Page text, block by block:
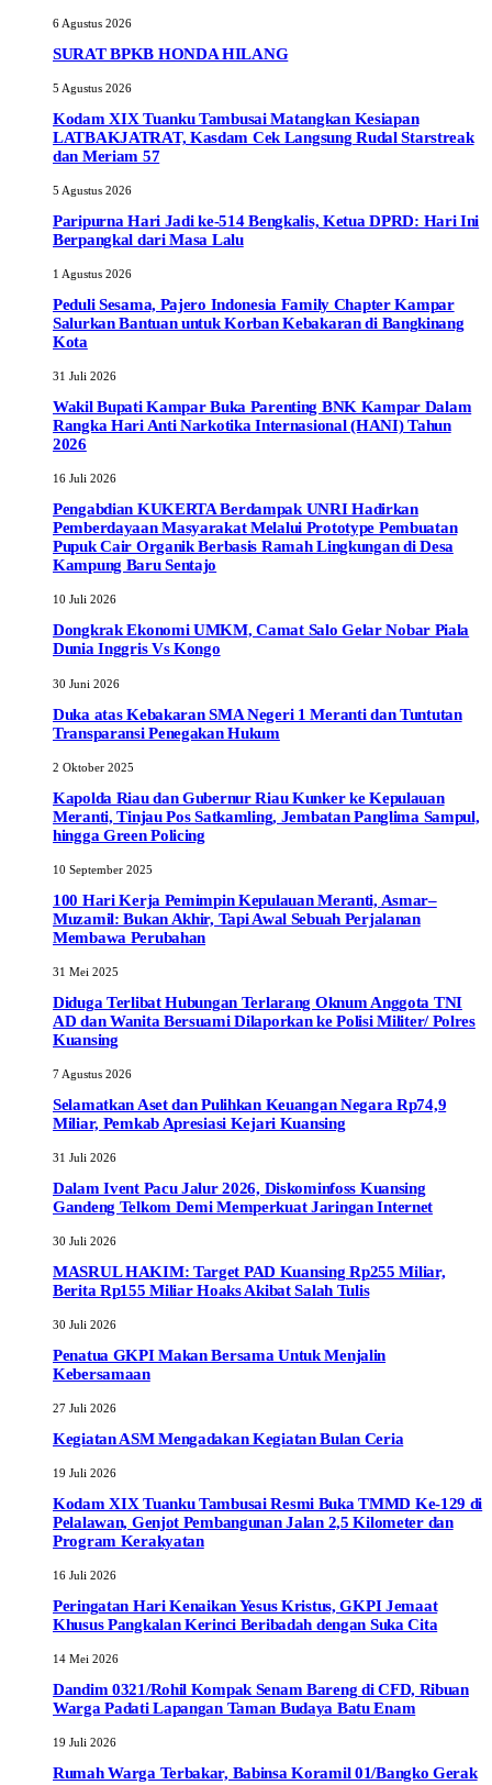
6 Agustus 2026
SURAT BPKB HONDA HILANG
5 Agustus 2026
Kodam XIX Tuanku Tambusai Matangkan Kesiapan
LATBAKJATRAT, Kasdam Cek Langsung Rudal Starstreak
dan Meriam 57
5 Agustus 2026
Paripurna Hari Jadi ke-514 Bengkalis, Ketua DPRD: Hari Ini
Berpangkal dari Masa Lalu
1 Agustus 2026
Peduli Sesama, Pajero Indonesia Family Chapter Kampar
Salurkan Bantuan untuk Korban Kebakaran di Bangkinang
Kota
31 Juli 2026
Wakil Bupati Kampar Buka Parenting BNK Kampar Dalam
Rangka Hari Anti Narkotika Internasional (HANI) Tahun
2026
16 Juli 2026
Pengabdian KUKERTA Berdampak UNRI Hadirkan
Pemberdayaan Masyarakat Melalui Prototype Pembuatan
Pupuk Cair Organik Berbasis Ramah Lingkungan di Desa
Kampung Baru Sentajo
10 Juli 2026
Dongkrak Ekonomi UMKM, Camat Salo Gelar Nobar Piala
Dunia Inggris Vs Kongo
30 Juni 2026
Duka atas Kebakaran SMA Negeri 1 Meranti dan Tuntutan
Transparansi Penegakan Hukum
2 Oktober 2025
Kapolda Riau dan Gubernur Riau Kunker ke Kepulauan
Meranti, Tinjau Pos Satkamling, Jembatan Panglima Sampul,
hingga Green Policing
10 September 2025
100 Hari Kerja Pemimpin Kepulauan Meranti, Asmar–
Muzamil: Bukan Akhir, Tapi Awal Sebuah Perjalanan
Membawa Perubahan
31 Mei 2025
Diduga Terlibat Hubungan Terlarang Oknum Anggota TNI
AD dan Wanita Bersuami Dilaporkan ke Polisi Militer/ Polres
Kuansing
7 Agustus 2026
Selamatkan Aset dan Pulihkan Keuangan Negara Rp74,9
Miliar, Pemkab Apresiasi Kejari Kuansing
31 Juli 2026
Dalam Ivent Pacu Jalur 2026, Diskominfoss Kuansing
Gandeng Telkom Demi Memperkuat Jaringan Internet
30 Juli 2026
MASRUL HAKIM: Target PAD Kuansing Rp255 Miliar,
Berita Rp155 Miliar Hoaks Akibat Salah Tulis
30 Juli 2026
Penatua GKPI Makan Bersama Untuk Menjalin
Kebersamaan
27 Juli 2026
Kegiatan ASM Mengadakan Kegiatan Bulan Ceria
19 Juli 2026
Kodam XIX Tuanku Tambusai Resmi Buka TMMD Ke-129 di
Pelalawan, Genjot Pembangunan Jalan 2,5 Kilometer dan
Program Kerakyatan
16 Juli 2026
Peringatan Hari Kenaikan Yesus Kristus, GKPI Jemaat
Khusus Pangkalan Kerinci Beribadah dengan Suka Cita
14 Mei 2026
Dandim 0321/Rohil Kompak Senam Bareng di CFD, Ribuan
Warga Padati Lapangan Taman Budaya Batu Enam
19 Juli 2026
Rumah Warga Terbakar, Babinsa Koramil 01/Bangko Gerak